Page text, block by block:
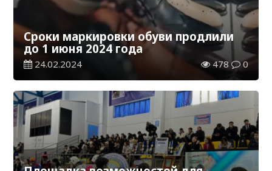
Сроки маркировки обуви продлили
до 1 июня 2024 года
24.02.2024 478 0